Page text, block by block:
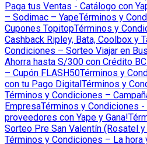
Paga tus Ventas - Catálogo con
– Sodimac – YapeTérminos y
Cupones TopitopTérminos y
Cashback Ripley, Bata, Coolbox y
Condiciones – Sorteo Viajar en Bus
Ahorra hasta S/300 con Crédito
– Cupón FLASH50Términos y
con tu Pago DigitalTérminos y
Términos y Condiciones –
EmpresaTérminos y Condiciones -
proveedores con Yape y Gana!
Sorteo Pre San Valentín (Rosatel
Términos y Condiciones – La